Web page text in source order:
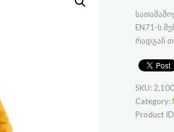
EN71-ს
რადგან
SKU:
Category:
Product